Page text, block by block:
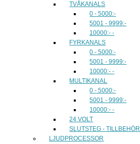
TVÅKANALS
0 - 5000:-
5001 - 9999:-
10000:- -
FYRKANALS
0 - 5000:-
5001 - 9999:-
10000:- -
MULTIKANAL
0 - 5000:-
5001 - 9999:-
10000:- -
24 VOLT
SLUTSTEG - TILLBEHÖR
LJUDPROCESSOR